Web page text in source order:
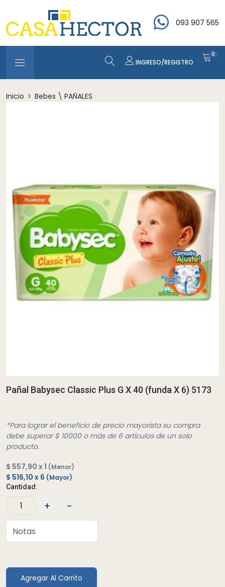
093 907 565
INGRESO/REGISTRO
0
Inicio Bebes \ PAÑALES
Pañal Babysec Classic Plus G X 40 (funda X 6) 5173
*Para lograr el beneficio de precio mayorista su compra
debe superar $ 10000 o más de 6 artículos de un solo
producto.
$ 557,90 x 1 (Menor)
$ 516,10 x 6 (Mayor)
Cantidad:
+ -
Agregar Al Carrito